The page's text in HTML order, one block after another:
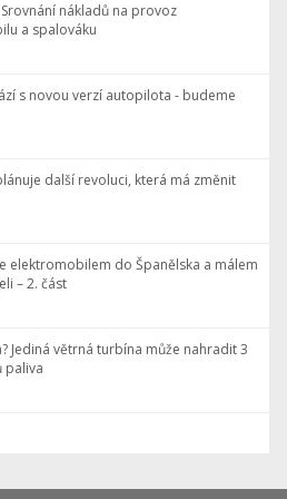
Srovnání nákladů na provoz
a spalováku
s novou verzí autopilota - budeme
další revoluci, která má změnit
elektromobilem do Španělska a málem
– 2. část
Jediná větrná turbína může nahradit 3
paliva